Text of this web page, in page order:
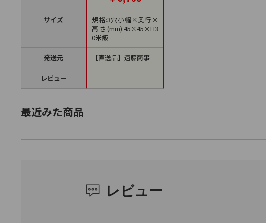
サイズ
発送元
レビュー
規格:3穴小幅×奥行×
高さ(mm):45×45×H3
0米飯
【直送品】遠藤商事
最近みた商品
レビュー